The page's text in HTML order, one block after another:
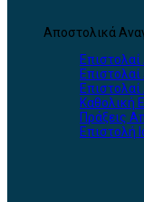
Αποστολικά
Καθολική
Πράξεις
Επιστολή